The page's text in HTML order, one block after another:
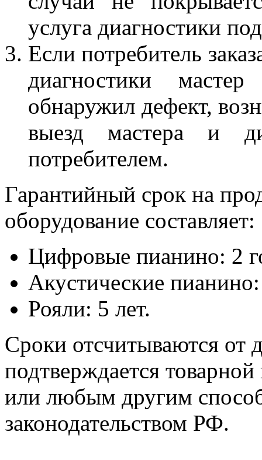
услуга диагностики
Если потребитель
диагностики
обнаружил дефект,
выезд мастера и
потребителем.
Гарантийный срок на
оборудование составляет:
Цифровые пианино: 2
Акустические
Рояли: 5 лет.
Сроки отсчитываются от
подтверждается
или любым другим
законодательством РФ.